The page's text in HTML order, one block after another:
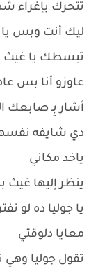
تتحرك بإغراء
ليك أنت وبس
تبسطك يا غيث
عاوزو أنا بس
أشار بِـ صابعك
دي شايفه
ياخد مكاني
ينظر إليها
يا جوليا ده لو
معايا دلوقتي
تقول جوليا